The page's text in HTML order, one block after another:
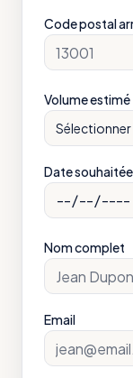
Code postal
Volume estimé
Sélectionner
Date souhaitée
Nom complet
Email